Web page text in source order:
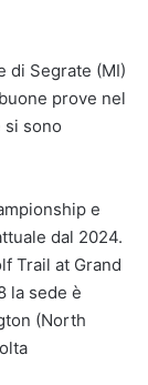
di Segrate (MI)
prove nel
si sono
e
dal 2024.
Trail at Grand
la sede è
(North